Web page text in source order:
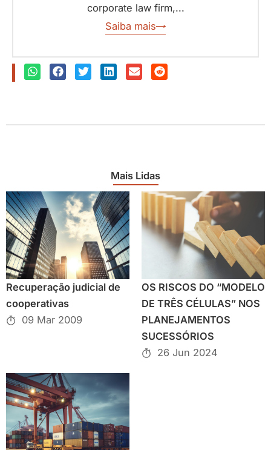
corporate law firm,...
Saiba mais
Mais Lidas
Recuperação judicial de
cooperativas
09 Mar 2009
OS RISCOS DO “MODELO
DE TRÊS CÉLULAS” NOS
PLANEJAMENTOS
SUCESSÓRIOS
26 Jun 2024